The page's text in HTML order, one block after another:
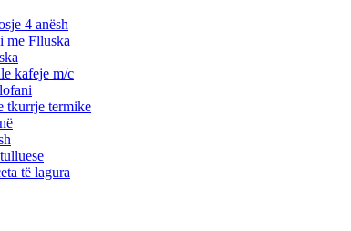
4 anësh
me Flluska
kafeje m/c
tkurrje termike
të lagura